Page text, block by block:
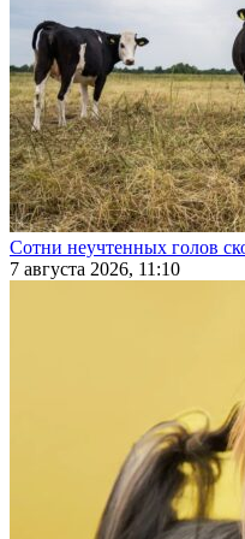
Сотни неучтенных голов
7 августа 2026, 11:10